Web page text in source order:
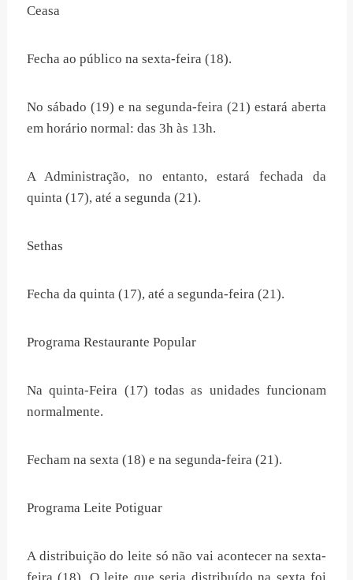
Ceasa
Fecha ao público na sexta-feira (18).
No sábado (19) e na segunda-feira (21) estará aberta
em horário normal: das 3h às 13h.
A Administração, no entanto, estará fechada da
quinta (17), até a segunda (21).
Sethas
Fecha da quinta (17), até a segunda-feira (21).
Programa Restaurante Popular
Na quinta-Feira (17) todas as unidades funcionam
normalmente.
Fecham na sexta (18) e na segunda-feira (21).
Programa Leite Potiguar
A distribuição do leite só não vai acontecer na sexta-